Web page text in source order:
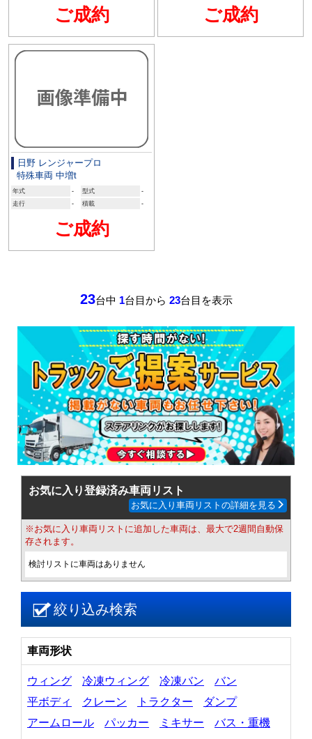
ご成約 ご成約
日野 レンジャープロ
特殊車両 中増t
年式 - 型式
-
走行
- 積載 -
ご成約
23台中 1台目から 23台目を表示
お気に入り登録済み車両リスト
お気に入り車両リストの詳細を見る
※お気に入り車両リストに追加した車両は、最大で2週間自動保
存されます。
検討リストに車両はありません
絞り込み検索
車両形状
ウィング 冷凍ウィング 冷凍バン
バン
平ボディ
クレーン トラクター
ダンプ
アームロール
パッカー ミキサー バス・重機